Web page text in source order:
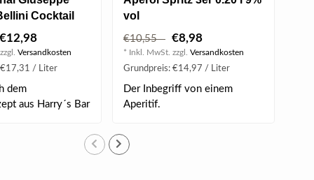
Cocktail
vol
€12,98
Versandkosten
€17,31 / Liter
dem
aus Harry´s Bar
vol
€10,55 €8,98
* Inkl. MwSt. zzgl. Versandkosten
Grundpreis: €14,97 / Liter
Der Inbegriff von einem
Aperitif.